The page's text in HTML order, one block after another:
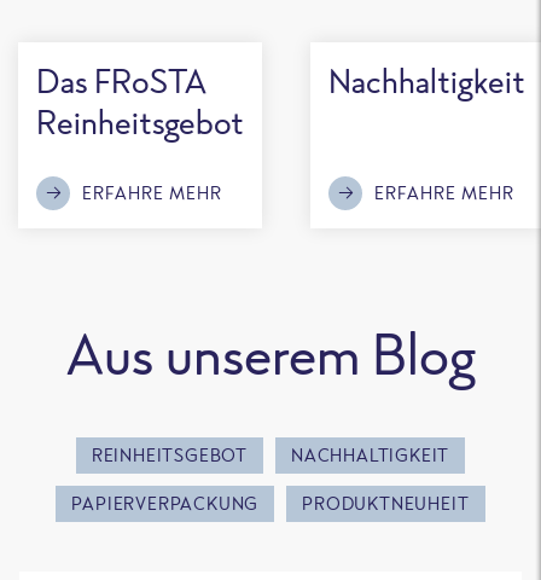
Das FRoSTA
Reinheitsgebot
ERFAHRE MEHR
Nachhaltigkeit
ERFAHRE MEHR
Aus unserem Blog
REINHEITSGEBOT NACHHALTIGKEIT
PAPIERVERPACKUNG PRODUKTNEUHEIT